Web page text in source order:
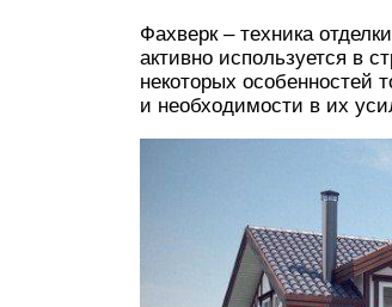
Фахверк – техника
активно используется в
некоторых особенностей
и необходимости в их